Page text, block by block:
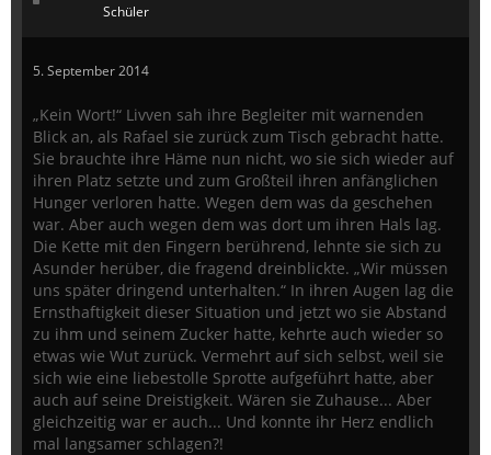
Schüler
5. September 2014
„Kein Wort!“ Livven sah ihre Begleiter mit warnenden
Blick an, als Rafael sie zurück zum Tisch gebracht hatte.
Sie brauchte ihre Häme nun nicht, wo sie sich wieder auf
ihren Platz setzte und zum Großteil ihren anfänglichen
Hunger verloren hatte. Wegen dem was da geschehen
war. Aber auch wegen dem was dort um ihren Hals lag.
Die Kette mit den Fingern berührend, lehnte sie sich zu
Asunder herüber, die fragend dreinblickte. „Wir müssen
uns später dringend unterhalten.“ In ihren Augen lag die
Ernsthaftigkeit dieser Situation und jetzt wo sie Abstand
zu ihm und seinem Zucker hatte, kehrte auch wieder so
etwas wie Wut zurück. Vermehrt auf sich selbst, weil sie
sich wie eine liebestolle Sprotte aufgeführt hatte, aber
auch auf seine Dreistigkeit. Wären sie Zuhause... Aber
gleichzeitig war er auch... Und konnte ihr Herz endlich
mal langsamer schlagen?!